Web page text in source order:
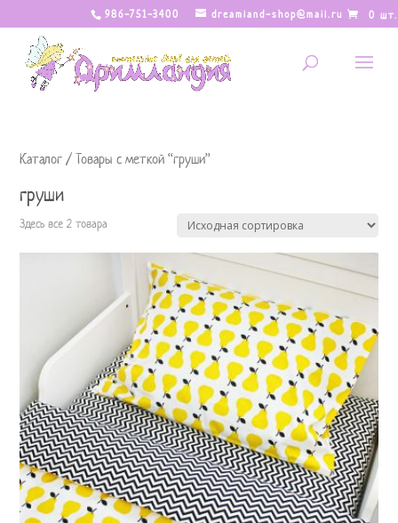
986-751-3400 dreamland-shop@mail.ru 0 шт.
Каталог/ Товары с меткой “груши”
груши
Здесь все 2 товара